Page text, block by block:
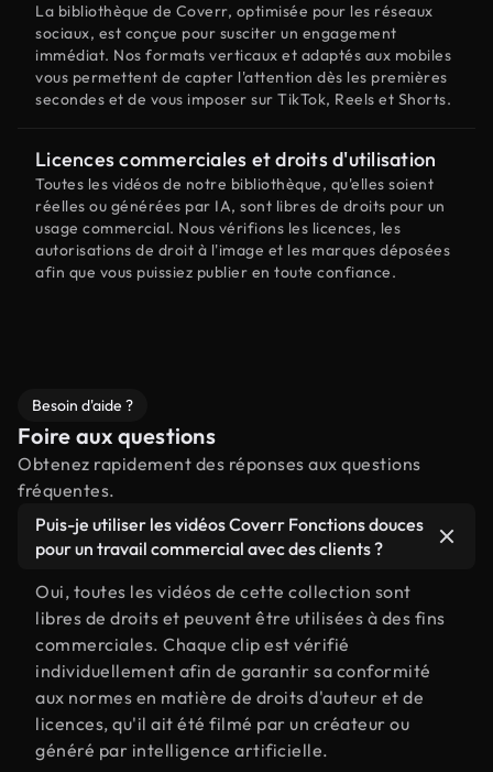
La bibliothèque de Coverr, optimisée pour les réseaux
sociaux, est conçue pour susciter un engagement
immédiat. Nos formats verticaux et adaptés aux mobiles
vous permettent de capter l'attention dès les premières
secondes et de vous imposer sur TikTok, Reels et Shorts.
Licences commerciales et droits d'utilisation
Toutes les vidéos de notre bibliothèque, qu'elles soient
réelles ou générées par IA, sont libres de droits pour un
usage commercial. Nous vérifions les licences, les
autorisations de droit à l'image et les marques déposées
afin que vous puissiez publier en toute confiance.
Besoin d'aide ?
Foire aux questions
Obtenez rapidement des réponses aux questions
fréquentes.
Puis-je utiliser les vidéos Coverr Fonctions douces
pour un travail commercial avec des clients ?
Oui, toutes les vidéos de cette collection sont
libres de droits et peuvent être utilisées à des fins
commerciales. Chaque clip est vérifié
individuellement afin de garantir sa conformité
aux normes en matière de droits d'auteur et de
licences, qu'il ait été filmé par un créateur ou
généré par intelligence artificielle.